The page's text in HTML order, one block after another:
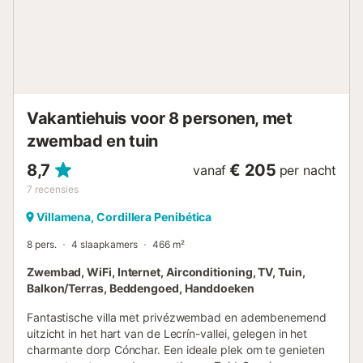
Vakantiehuis voor 8 personen, met
zwembad en tuin
8,7
7 recensies
vanaf € 205 per nacht
Villamena, Cordillera Penibética
8 pers. 4 slaapkamers 466 m²
Zwembad, WiFi, Internet, Airconditioning, TV, Tuin,
Balkon/Terras, Beddengoed, Handdoeken
Fantastische villa met privézwembad en adembenemend
uitzicht in het hart van de Lecrín-vallei, gelegen in het
charmante dorp Cónchar. Een ideale plek om te genieten